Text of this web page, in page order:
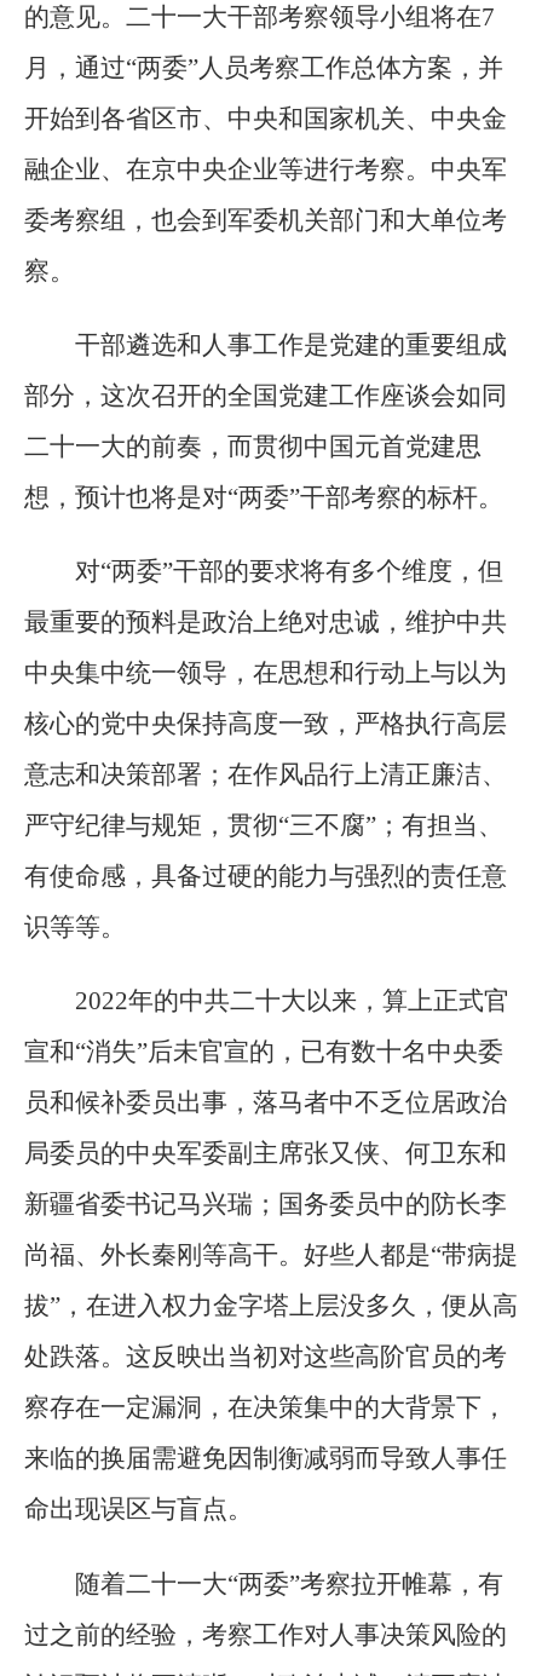
的意见。二十一大干部考察领导小组将在7
月，通过“两委”人员考察工作总体方案，并
开始到各省区市、中央和国家机关、中央金
融企业、在京中央企业等进行考察。中央军
委考察组，也会到军委机关部门和大单位考
察。
干部遴选和人事工作是党建的重要组成
部分，这次召开的全国党建工作座谈会如同
二十一大的前奏，而贯彻中国元首党建思
想，预计也将是对“两委”干部考察的标杆。
对“两委”干部的要求将有多个维度，但
最重要的预料是政治上绝对忠诚，维护中共
中央集中统一领导，在思想和行动上与以为
核心的党中央保持高度一致，严格执行高层
意志和决策部署；在作风品行上清正廉洁、
严守纪律与规矩，贯彻“三不腐”；有担当、
有使命感，具备过硬的能力与强烈的责任意
识等等。
2022年的中共二十大以来，算上正式官
宣和“消失”后未官宣的，已有数十名中央委
员和候补委员出事，落马者中不乏位居政治
局委员的中央军委副主席张又侠、何卫东和
新疆省委书记马兴瑞；国务委员中的防长李
尚福、外长秦刚等高干。好些人都是“带病提
拔”，在进入权力金字塔上层没多久，便从高
处跌落。这反映出当初对这些高阶官员的考
察存在一定漏洞，在决策集中的大背景下，
来临的换届需避免因制衡减弱而导致人事任
命出现误区与盲点。
随着二十一大“两委”考察拉开帷幕，有
过之前的经验，考察工作对人事决策风险的